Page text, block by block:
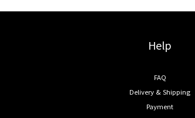
Help
FAQ
Delivery & Shipping
Payment